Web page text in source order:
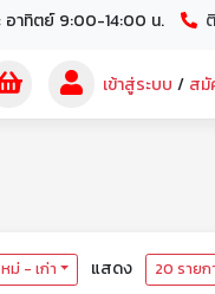
อาทิตย์ 9:00-14:00 น.
เข้าสู่ระบบ / สมั
หม่ - เก่า แสดง 20 รายก